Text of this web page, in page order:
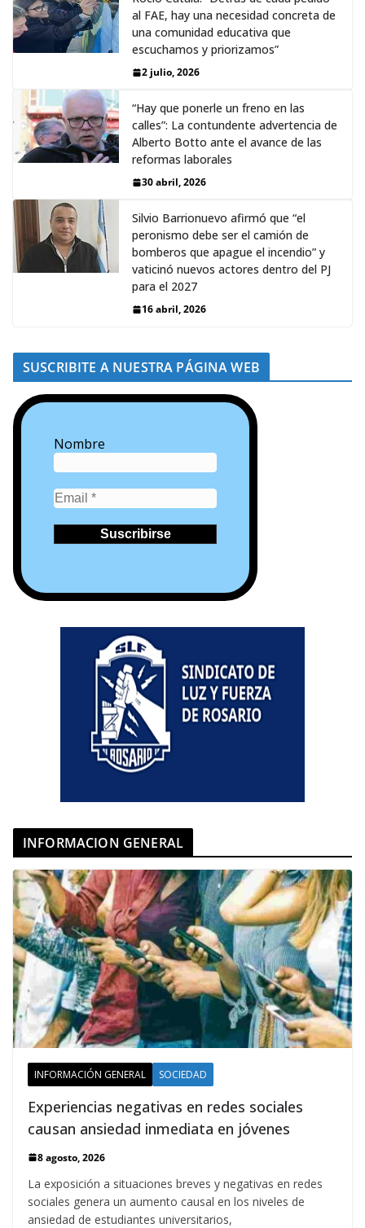
al FAE, hay una necesidad concreta de
una comunidad educativa que
escuchamos y priorizamos”
2 julio, 2026
“Hay que ponerle un freno en las
calles”: La contundente advertencia de
Alberto Botto ante el avance de las
reformas laborales
30 abril, 2026
Silvio Barrionuevo afirmó que “el
peronismo debe ser el camión de
bomberos que apague el incendio” y
vaticinó nuevos actores dentro del PJ
para el 2027
16 abril, 2026
SUSCRIBITE A NUESTRA PÁGINA WEB
Nombre
INFORMACION GENERAL
INFORMACIÓN GENERAL SOCIEDAD
Experiencias negativas en redes sociales
causan ansiedad inmediata en jóvenes
8 agosto, 2026
La exposición a situaciones breves y negativas en redes
sociales genera un aumento causal en los niveles de
ansiedad de estudiantes universitarios,